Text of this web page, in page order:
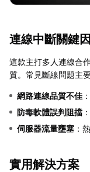
連線中斷關鍵
這款主打多人連線合
質。常見斷線問題主
網路連線品質不佳
防毒軟體誤判阻擋
伺服器流量壅塞 ：
實用解決方案